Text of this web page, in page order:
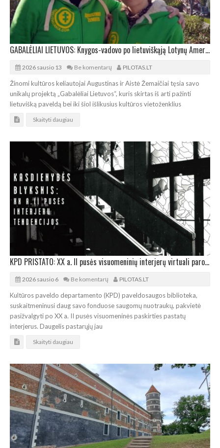
GABALĖLIAI LIETUVOS: Knygos-vadovo po lietuviškąją Lotynų Ameriką pristatymas
2026 sausio 13 Be komentarų PILOTAS.LT
Žinomi kultūros keliautojai Augustinas ir Aistė Žemaičiai tęsia savo
unikalų projektą „Gabalėliai Lietuvos“, kuris skirtas iš arti pažinti
lietuvišką paveldą bei iki šiol išlikusius kultūros vietoženklius
Skaityti daugiau
KPD PRISTATO: XX a. II pusės visuomeninių interjerų virtuali paroda
2026 sausio 6 Be komentarų PILOTAS.LT
Kultūros paveldo departamento (KPD) paveldosaugos biblioteka,
suskaitmeninusi daug savo fonduose saugomų nuotraukų, pakvietė
pasižvalgyti po XX a. II pusės visuomeninės paskirties pastatų
interjerus. Daugelis pastarųjų jau
Skaityti daugiau